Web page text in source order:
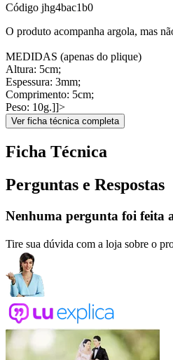
Código jhg4bac1b0
O produto acompanha argola, mas
MEDIDAS (apenas do plique)
Altura: 5cm;
Espessura: 3mm;
Comprimento: 5cm;
Peso: 10g.]]>
Ver ficha técnica completa
Ficha Técnica
Perguntas e Respostas
Nenhuma pergunta foi feita
Tire sua dúvida com a loja sobre o